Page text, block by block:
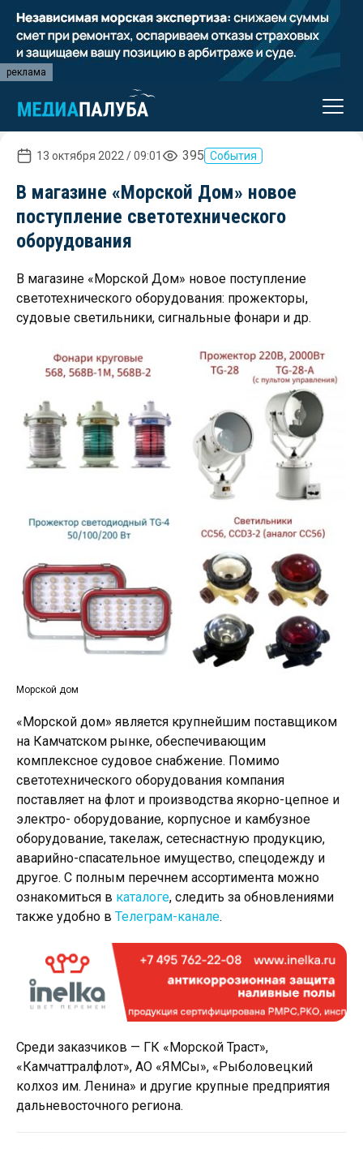
реклама
13 октября 2022 / 09:01 395 События
В магазине «Морской Дом» новое
поступление светотехнического
оборудования
В магазине «Морской Дом» новое поступление
светотехнического оборудования: прожекторы,
судовые светильники, сигнальные фонари и др.
Морской дом
«Морской дом» является крупнейшим поставщиком
на Камчатском рынке, обеспечивающим
комплексное судовое снабжение. Помимо
светотехнического оборудования компания
поставляет на флот и производства якорно-цепное и
электро- оборудование, корпусное и камбузное
оборудование, такелаж, сетеснастную продукцию,
аварийно-спасательное имущество, спецодежду и
другое. С полным перечнем ассортимента можно
ознакомиться в каталоге, следить за обновлениями
также удобно в Телеграм-канале.
Среди заказчиков — ГК «Морской Траст»,
«Камчаттралфлот», АО «ЯМСы», «Рыболовецкий
колхоз им. Ленина» и другие крупные предприятия
дальневосточного региона.